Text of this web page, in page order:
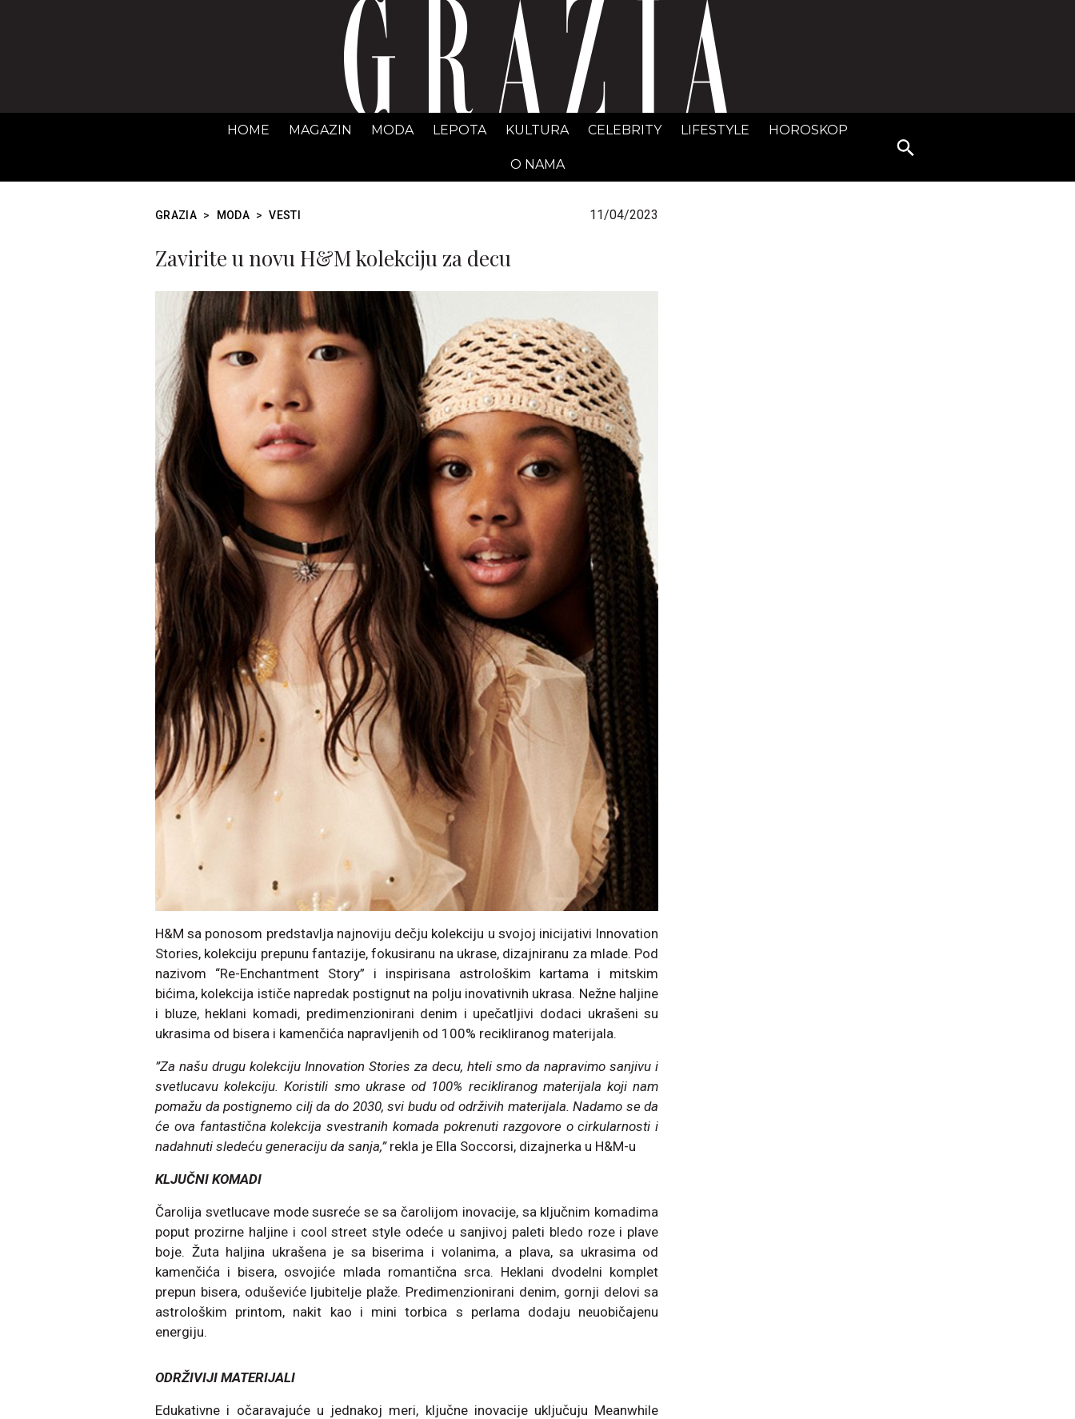
GRAZIA Srbija
HOME MAGAZIN MODA LEPOTA KULTURA CELEBRITY LIFESTYLE HOROSKOP
O NAMA
Search
for:
GRAZIA > MODA > VESTI 11/04/2023
Zavirite u novu H&M kolekciju za decu
H&M sa ponosom predstavlja najnoviju dečju kolekciju u svojoj inicijativi Innovation
Stories, kolekciju prepunu fantazije, fokusiranu na ukrase, dizajniranu za mlade. Pod
nazivom “Re-Enchantment Story” i inspirisana astrološkim kartama i mitskim
bićima, kolekcija ističe napredak postignut na polju inovativnih ukrasa. Nežne haljine
i bluze, heklani komadi, predimenzionirani denim i upečatljivi dodaci ukrašeni su
ukrasima od bisera i kamenčića napravljenih od 100% recikliranog materijala.
”Za našu drugu kolekciju Innovation Stories za decu, hteli smo da napravimo sanjivu i
svetlucavu kolekciju. Koristili smo ukrase od 100% recikliranog materijala koji nam
pomažu da postignemo cilj da do 2030, svi budu od održivih materijala. Nadamo se da
će ova fantastična kolekcija svestranih komada pokrenuti razgovore o cirkularnosti i
nadahnuti sledeću generaciju da sanja,”rekla je Ella Soccorsi, dizajnerka u H&M-u
KLJUČNI KOMADI
Čarolija svetlucave mode susreće se sa čarolijom inovacije, sa ključnim komadima
poput prozirne haljine i cool street style odeće u sanjivoj paleti bledo roze i plave
boje. Žuta haljina ukrašena je sa biserima i volanima, a plava, sa ukrasima od
kamenčića i bisera, osvojiće mlada romantična srca. Heklani dvodelni komplet
prepun bisera, oduševiće ljubitelje plaže. Predimenzionirani denim, gornji delovi sa
astrološkim printom, nakit kao i mini torbica s perlama dodaju neuobičajenu
energiju.
ODRŽIVIJI MATERIJALI
Edukativne i očaravajuće u jednakoj meri, ključne inovacije uključuju Meanwhile